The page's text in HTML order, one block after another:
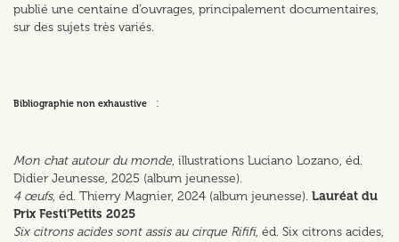
publié une centaine d’ouvrages, principalement documentaires,
sur des sujets très variés.
Bibliographie non exhaustive :
Mon chat autour du monde, illustrations Luciano Lozano, éd.
Didier Jeunesse, 2025 (album jeunesse).
4 œufs, éd. Thierry Magnier, 2024 (album jeunesse). Lauréat du
Prix Festi’Petits 2025
Six citrons acides sont assis au cirque Rififi, éd. Six citrons acides,